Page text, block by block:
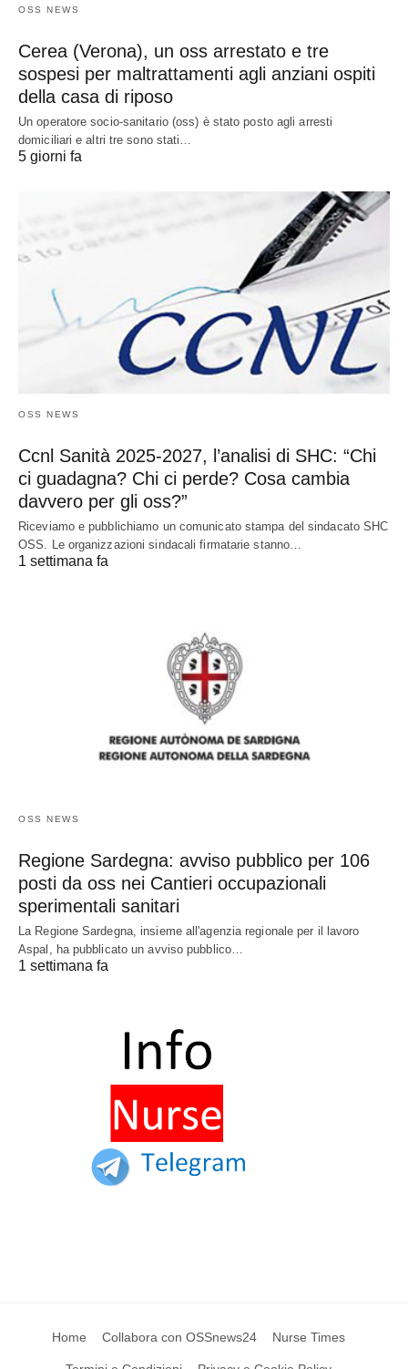
OSS NEWS
Cerea (Verona), un oss arrestato e tre
sospesi per maltrattamenti agli anziani ospiti
della casa di riposo
Un operatore socio-sanitario (oss) è stato posto agli arresti
domiciliari e altri tre sono stati…
5 giorni fa
OSS NEWS
Ccnl Sanità 2025-2027, l’analisi di SHC: “Chi
ci guadagna? Chi ci perde? Cosa cambia
davvero per gli oss?”
Riceviamo e pubblichiamo un comunicato stampa del sindacato SHC
OSS. Le organizzazioni sindacali firmatarie stanno…
1 settimana fa
OSS NEWS
Regione Sardegna: avviso pubblico per 106
posti da oss nei Cantieri occupazionali
sperimentali sanitari
La Regione Sardegna, insieme all'agenzia regionale per il lavoro
Aspal, ha pubblicato un avviso pubblico…
1 settimana fa
Home Collabora con OSSnews24 Nurse Times